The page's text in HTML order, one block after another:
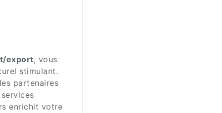
export, vous
stimulant.
partenaires
enrichit votre